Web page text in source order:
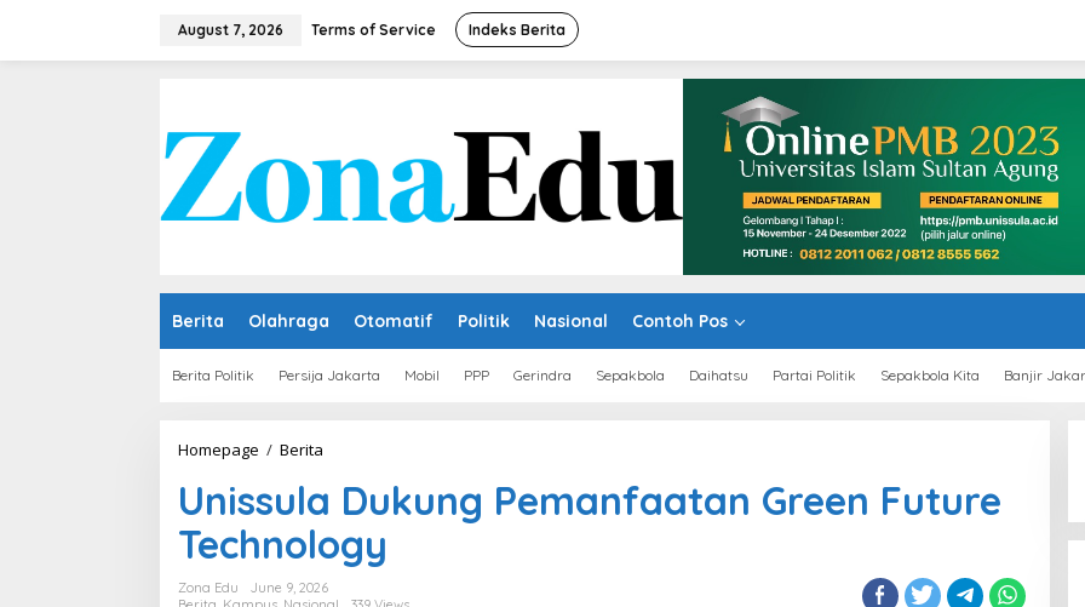
August 7, 2026 Terms of Service Indeks Berita
Berita Olahraga Otomatif Politik Nasional Contoh Pos
Berita Politik Persija Jakarta Mobil PPP Gerindra Sepakbola Daihatsu Partai Politik Sepakbola Kita Banjir
Homepage / Berita
Pemanfaatan
Green
Future
Technology
Unissula Dukung Pemanfaatan Green Future
Technology
Zona Edu
June 9, 2026